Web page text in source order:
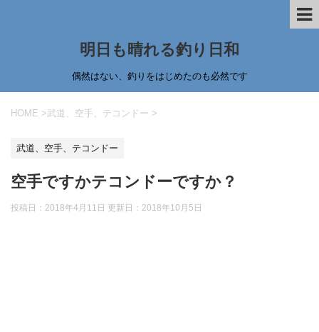
明日も晴れる釣り日和
偶然はない、釣りをはじめたのも必然です
HOME >武道、空手、テコンドー >
武道、空手、テコンドー
空手ですかテコンドーですか？
投稿日：2018年4月11日 更新日： 2018年10月5日